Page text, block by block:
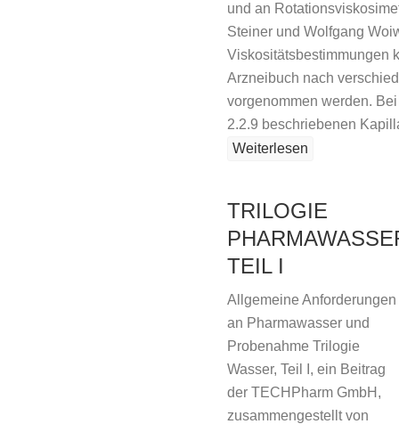
und an
Steiner und Wolfgang
Viskositätsbestimmungen
Arzneibuch nach
vorgenommen werden.
2.2.9 beschriebenen
Weiterlesen
TRILOGIE
TEIL I
Allgemeine Anforderungen
an Pharmawasser und
Probenahme Trilogie
Wasser, Teil I, ein Beitrag
der TECHPharm GmbH,
zusammengestellt von